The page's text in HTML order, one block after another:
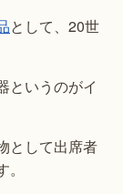
として、20世
というのがイ
として出席者